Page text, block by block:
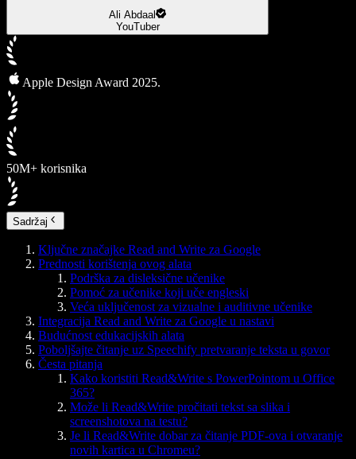
Ali Abdaal
YouTuber
Apple Design Award 2025.
50M+ korisnika
Sadržaj
Ključne značajke Read and Write za Google
Prednosti korištenja ovog alata
Podrška za disleksične učenike
Pomoć za učenike koji uče engleski
Veća uključenost za vizualne i auditivne učenike
Integracija Read and Write za Google u nastavi
Budućnost edukacijskih alata
Poboljšajte čitanje uz Speechify pretvaranje teksta u govor
Česta pitanja
Kako koristiti Read&Write s PowerPointom u Office
365?
Može li Read&Write pročitati tekst sa slika i
screenshotova na testu?
Je li Read&Write dobar za čitanje PDF-ova i otvaranje
novih kartica u Chromeu?